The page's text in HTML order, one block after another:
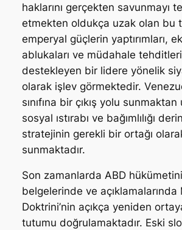
haklarını gerçekten savunmayı
etmekten oldukça uzak olan bu
emperyal güçlerin yaptırımları,
ablukaları ve müdahale
destekleyen bir lidere yönelik
olarak işlev görmektedir.
sınıfına bir çıkış yolu
sosyal ıstırabı ve bağımlılığı
stratejinin gerekli bir ortağı
sunmaktadır.
Son zamanlarda ABD
belgelerinde ve açıklamalarında
Doktrini’nin açıkça yeniden
tutumu doğrulamaktadır. Eski